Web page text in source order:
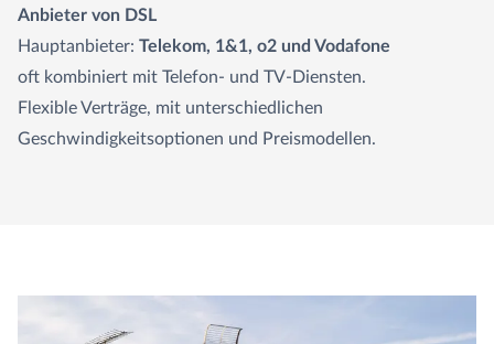
Anbieter von DSL
Hauptanbieter: Telekom, 1&1, o2 und Vodafone
oft kombiniert mit Telefon- und TV-Diensten.
Flexible Verträge, mit unterschiedlichen
Geschwindigkeitsoptionen und Preismodellen.